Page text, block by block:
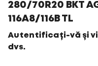
280/70R20 BKT
116A8/116B TL
Autentificați-vă și
dvs.